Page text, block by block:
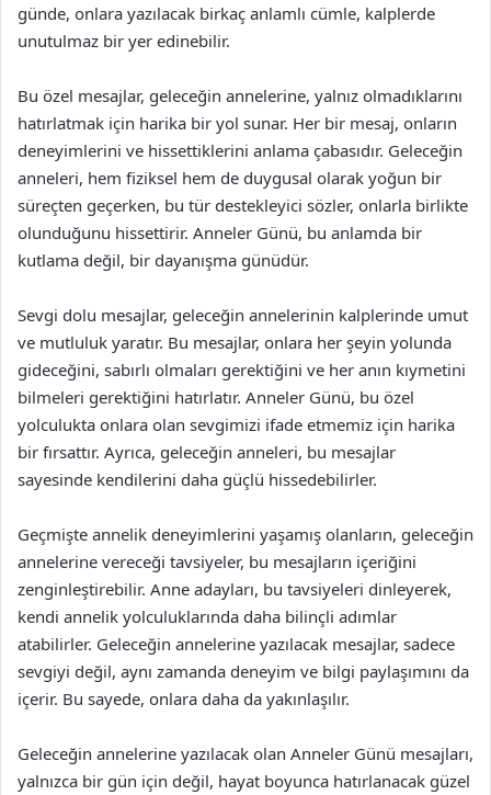
günde, onlara yazılacak birkaç anlamlı cümle, kalplerde
unutulmaz bir yer edinebilir.
Bu özel mesajlar, geleceğin annelerine, yalnız olmadıklarını
hatırlatmak için harika bir yol sunar. Her bir mesaj, onların
deneyimlerini ve hissettiklerini anlama çabasıdır. Geleceğin
anneleri, hem fiziksel hem de duygusal olarak yoğun bir
süreçten geçerken, bu tür destekleyici sözler, onlarla birlikte
olunduğunu hissettirir. Anneler Günü, bu anlamda bir
kutlama değil, bir dayanışma günüdür.
Sevgi dolu mesajlar, geleceğin annelerinin kalplerinde umut
ve mutluluk yaratır. Bu mesajlar, onlara her şeyin yolunda
gideceğini, sabırlı olmaları gerektiğini ve her anın kıymetini
bilmeleri gerektiğini hatırlatır. Anneler Günü, bu özel
yolculukta onlara olan sevgimizi ifade etmemiz için harika
bir fırsattır. Ayrıca, geleceğin anneleri, bu mesajlar
sayesinde kendilerini daha güçlü hissedebilirler.
Geçmişte annelik deneyimlerini yaşamış olanların, geleceğin
annelerine vereceği tavsiyeler, bu mesajların içeriğini
zenginleştirebilir. Anne adayları, bu tavsiyeleri dinleyerek,
kendi annelik yolculuklarında daha bilinçli adımlar
atabilirler. Geleceğin annelerine yazılacak mesajlar, sadece
sevgiyi değil, aynı zamanda deneyim ve bilgi paylaşımını da
içerir. Bu sayede, onlara daha da yakınlaşılır.
Geleceğin annelerine yazılacak olan Anneler Günü mesajları,
yalnızca bir gün için değil, hayat boyunca hatırlanacak güzel